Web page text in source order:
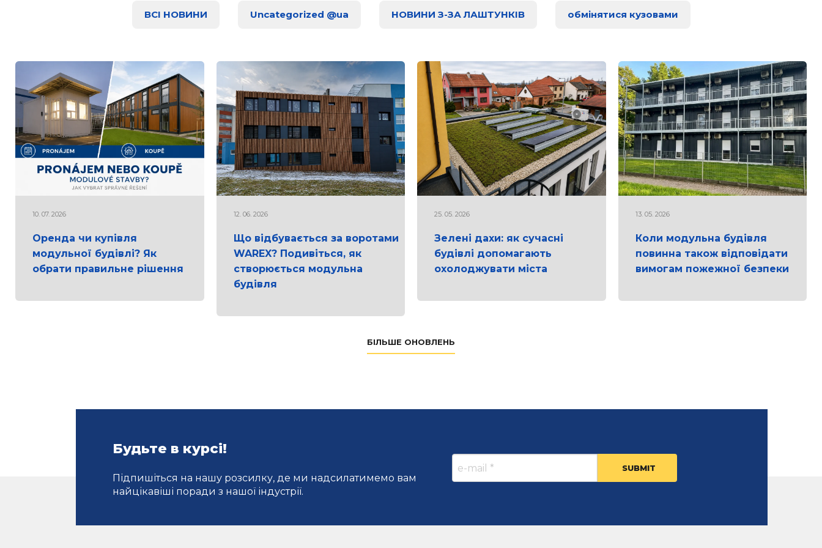
ВСІ НОВИНИ Uncategorized @ua НОВИНИ З-ЗА ЛАШТУНКІВ обмінятися кузовами
10. 07. 2026
Оренда чи купівля
модульної будівлі? Як
обрати правильне рішення
12. 06. 2026
Що відбувається за воротами
WAREX? Подивіться, як
створюється модульна
будівля
25. 05. 2026
Зелені дахи: як сучасні
будівлі допомагають
охолоджувати міста
13. 05. 2026
Коли модульна будівля
повинна також відповідати
вимогам пожежної безпеки
БІЛЬШЕ ОНОВЛЕНЬ
Будьте в курсі!
Підпишіться на нашу розсилку, де ми надсилатимемо вам
найцікавіші поради з нашої індустрії.